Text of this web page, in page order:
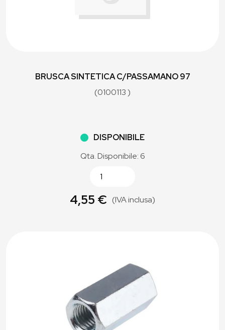
BRUSCA SINTETICA C/PASSAMANO 97
(0100113 )
DISPONIBILE
Qta. Disponibile: 6
4,55 € (IVA inclusa)